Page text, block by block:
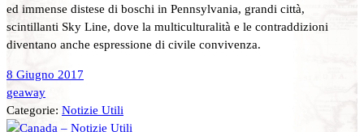
ed immense distese di boschi in Pennsylvania, grandi città,
scintillanti Sky Line, dove la multiculturalità e le contraddizioni
diventano anche espressione di civile convivenza.
8 Giugno 2017
geaway
Categorie: Notizie Utili